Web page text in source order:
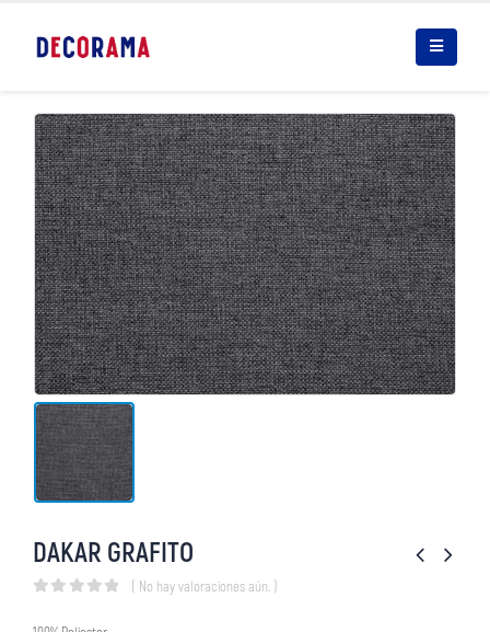
DAKAR GRAFITO
( No hay valoraciones aún. )